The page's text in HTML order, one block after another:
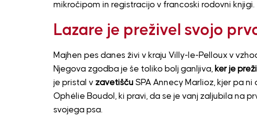
mikročipom in registracijo v francoski rodovni knjigi.
Lazare je preživel svojo
Majhen pes danes živi v kraju Villy-le-Pelloux v
Njegova zgodba je še toliko bolj ganljiva, ker je
je pristal v zavetišču SPA Annecy Marlioz, kjer pa
Ophélie Boudol, ki pravi, da se je vanj zaljubila na
svojega psa.